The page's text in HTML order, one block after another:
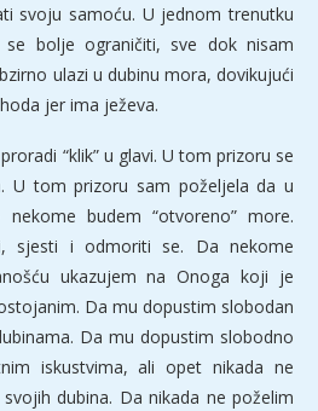
svoju samoću. U jednom trenutku
bolje ograničiti, sve dok nisam
ulazi u dubinu mora, dovikujući
jer ima ježeva.
“klik” u glavi. U tom prizoru se
U tom prizoru sam poželjela da u
budem “otvoreno” more.
sjesti i odmoriti se. Da nekome
ukazujem na Onoga koji je
Da mu dopustim slobodan
Da mu dopustim slobodno
iskustvima, ali opet nikada ne
dubina. Da nikada ne poželim